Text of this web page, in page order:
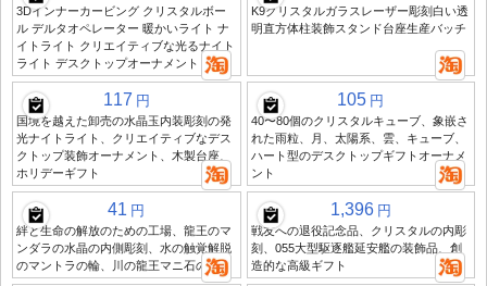
3Dインナーカービング クリスタルボー
ル デルタオペレーター 暖かいライト ナ
イトライト クリエイティブな光るナイト
ライト デスクトップオーナメント
K9クリスタルガラスレーザー彫刻白い透
明直方体柱装飾スタンド台座生産バッチ
117 円
国境を越えた卸売の水晶玉内装彫刻の発
光ナイトライト、クリエイティブなデス
クトップ装飾オーナメント、木製台座、
ホリデーギフト
105 円
40〜80個のクリスタルキューブ、象嵌さ
れた雨粒、月、太陽系、雲、キューブ、
ハート型のデスクトップギフトオーナメ
ント
41 円
絆と生命の解放のための工場、龍王のマ
ンダラの水晶の内側彫刻、水の触覚解脱
のマントラの輪、川の龍王マニ石の供物
1,396 円
戦友への退役記念品、クリスタルの内彫
刻、055大型駆逐艦延安艦の装飾品、創
造的な高級ギフト